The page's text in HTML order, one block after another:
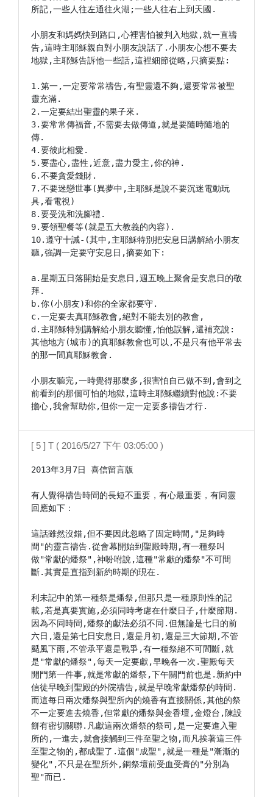
所記,一些人往左通往火湖;一些人往右上到天國.
小朋友和媽媽快到路口,心裡害怕被判入地獄,就一直禱
告,這時主耶穌親自對小朋友說話了.小朋友心想不要去
地獄,主耶穌告訴他一些話,這裡細節從略,只摘要點:
1.第一,一定要常常禱告,有聖靈還不夠,還要常常被聖
靈充滿.
2.一定要結出聖靈的果子來.
3.要常常傳福音,不需要去做傳道,就是要隨時隨地的
傳.
4.要彼此相愛.
5.要盡心,盡性,近意,盡力愛主,你的神.
6.不要貪愛錢財.
7.不要迷戀世事(異夢中,主耶穌是說不要沉迷電動玩
具,看電視)
8.要受洗和洗腳禮.
9.要領聖餐等(就是五大教義的內容).
10.遵守十誡-(其中,主耶穌特別把安息日講解給小朋友
聽,強調一定要守安息日,摘要如下:
a.星期五日落開始是安息日,週五晚上聚會是安息日的敬
拜.
b.你(小朋友)和你的全家都要守.
c.一定要去真耶穌教會,絕對不能去別的教會,
d.主耶穌特別講解給小朋友聽懂,怕他誤解,還補充說:
其他地方(城市)的真耶穌教會也可以,不是只有他平常去
的那一間真耶穌教會.
小朋友聽完,一時覺得那麼多,很害怕自己做不到,會到之
前看到的那個可怕的地獄,這時主耶穌繼續對他說:不要
擔心,我會幫助你,但你一定一定要多禱告才行.
[ 5 ] T ( 2016/5/27 下午 03:05:00 )
2013年3月7日 喜信留言版
有人覺得禱告時間的長短不重要，有心最重要，有同靈
回應如下：
這話雖然沒錯,但不要因此忽略了固定時間,"足夠時
間"的靈言禱告.從會幕開始到聖殿時期,有一種祭叫
做"常獻的燔祭",神吩咐說,這種"常獻的燔祭"不可間
斷.其實是直指到新約時期的現在.
利未記中的第一種祭是燔祭,但那只是一種原則性的記
載,若是真要實施,必須同時考慮在什麼日子,什麼節期.
因為不同時間,燔祭的獻法必須不同.但無論是七日的前
六日,還是第七日安息日,還是月初,還是三大節期,不管
颳風下雨,不管承平還是戰爭,有一種祭絕不可間斷,就
是"常獻的燔祭",每天一定要獻,早晚各一次.聖殿每天
開門第一件事,就是常獻的燔祭,下午關門前也是.新約中
信徒早晚到聖殿的外院禱告,就是早晚常獻燔祭的時間.
而這每日兩次燔祭與聖所內的燒香有直接關係,其他的祭
不一定要進去燒香,但常獻的燔祭與金香壇,金燈台,陳設
餅有密切關聯.凡獻這兩次燔祭的祭司,是一定要進入聖
所的,一進去,就會接觸到三件至聖之物,而凡挨著這三件
至聖之物的,都成聖了.這個"成聖",就是一種是"漸漸的
變化",不只是在聖所外,銅祭壇前受血受膏的"分別為
聖"而已.